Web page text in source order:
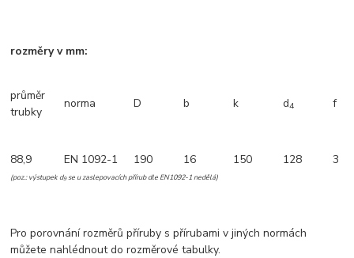
rozměry v mm:
průměr
trubky
norma D b k d4 f
88,9 EN 1092-1 190 16 150 128 3
(poz.: výstupek d9se u zaslepovacích přírub dle EN1092-1 nedělá)
Pro porovnání rozměrů příruby s přírubami v jiných normách
můžete nahlédnout do rozměrové tabulky.